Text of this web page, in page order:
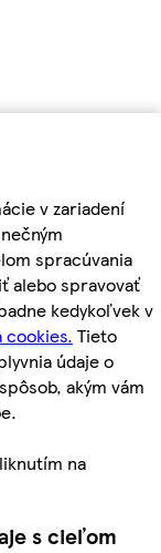
v zariadení
spracúvania
alebo spravovať
kedykoľvek v
cookies. Tieto
údaje o
akým vám
na
s cieľom